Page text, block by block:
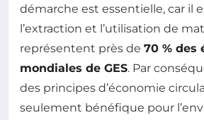
démarche est essentielle, car il
l’extraction et l’utilisation de
représentent près de 70 % des
mondiales de GES. Par
des principes d’économie
seulement bénéfique pour